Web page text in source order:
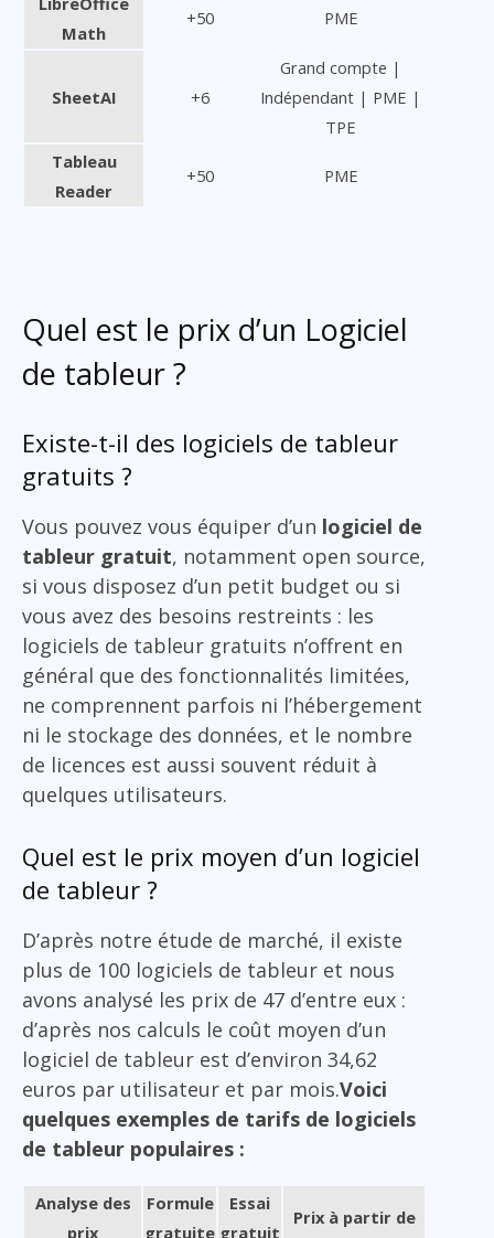
Math
+50 PME
SheetAI +6
Grand compte |
Indépendant | PME |
TPE
Tableau
Reader
+50 PME
Quel est le prix d’un Logiciel
de tableur ?
Existe-t-il des logiciels de tableur
gratuits ?
Vous pouvez vous équiper d’un logiciel de
tableur gratuit, notamment open source,
si vous disposez d’un petit budget ou si
vous avez des besoins restreints : les
logiciels de tableur gratuits n’offrent en
général que des fonctionnalités limitées,
ne comprennent parfois ni l’hébergement
ni le stockage des données, et le nombre
de licences est aussi souvent réduit à
quelques utilisateurs.
Quel est le prix moyen d’un logiciel
de tableur ?
D’après notre étude de marché, il existe
plus de 100 logiciels de tableur et nous
avons analysé les prix de 47 d’entre eux :
d’après nos calculs le coût moyen d’un
logiciel de tableur est d’environ 34,62
euros par utilisateur et par mois.Voici
quelques exemples de tarifs de logiciels
de tableur populaires :
Analyse des
prix
Formule
gratuite
Essai
gratuit
Prix à partir de